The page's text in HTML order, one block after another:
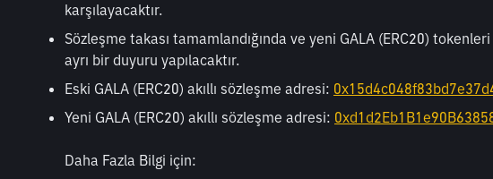
karşılayacaktır.
Sözleşme takası tamamlandığında ve yeni GALA (ERC20)
ayrı bir duyuru yapılacaktır.
Eski GALA (ERC20) akıllı sözleşme adresi:
Yeni GALA (ERC20) akıllı sözleşme adresi:
Daha Fazla Bilgi için: